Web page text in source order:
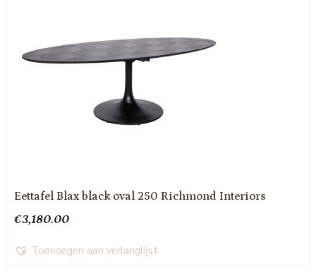
Eettafel Blax black oval 250 Richmond Interiors
€3,180.00
Toevoegen aan verlanglijst